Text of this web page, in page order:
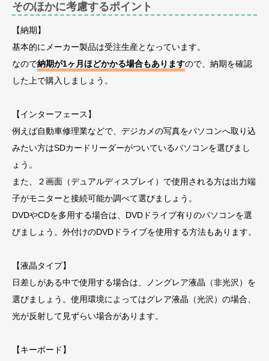
そのほかに考慮するポイント
【納期】
基本的にメーカー製品は受注生産となっています。
なので納期が1ヶ月ほどかかる場合もありますので、納期を確認
した上で購入しましょう。
【インターフェース】
例えば自動車修理業などで、デジカメの写真をパソコンへ取り込
みたい方はSDカードリーダーがついているパソコンを選びまし
ょう。
また、２画面（デュアルディスプレイ）で使用される方は出力端
子がモニターと接続可能か調べて選びましょう。
DVDやCDを多用する場合は、DVDドライブ有りのパソコンを選
びましょう。外付けのDVDドライブを使用する方法もあります。
【液晶タイプ】
日差しがある中で使用する場合は、ノングレア液晶（非光沢）を
選びましょう。使用環境によってはグレア液晶（光沢）の場合、
光が反射して見ずらい場合があります。
【キーボード】